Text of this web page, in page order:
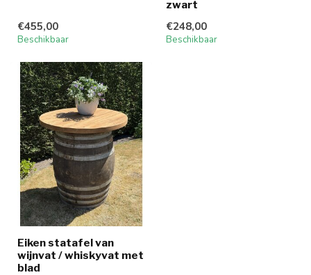
€455,00
Beschikbaar
zwart
€248,00
Beschikbaar
Eiken statafel van
wijnvat / whiskyvat met
blad